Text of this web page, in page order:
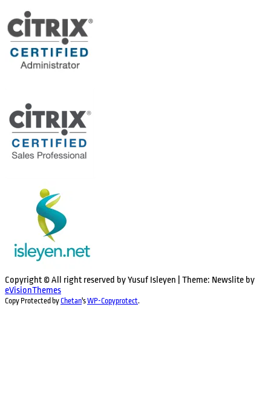
Copyright © All right reserved by Yusuf Isleyen
Theme: Newslite by
eVisionThemes
Copy Protected by Chetan'sWP-Copyprotect.